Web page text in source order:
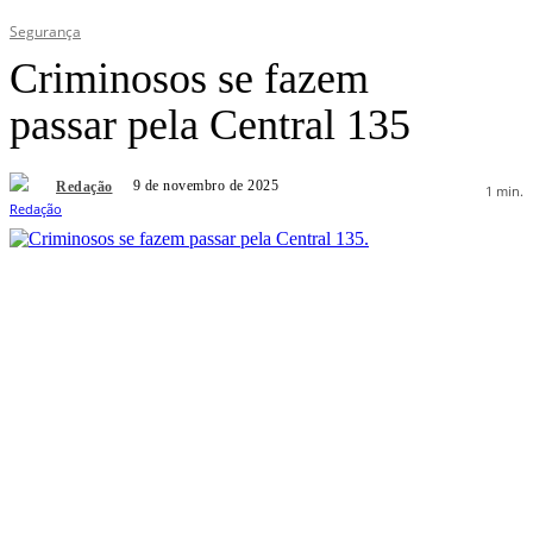
Segurança
Criminosos se fazem
passar pela Central 135
Redação 9 de novembro de 2025 1 min.